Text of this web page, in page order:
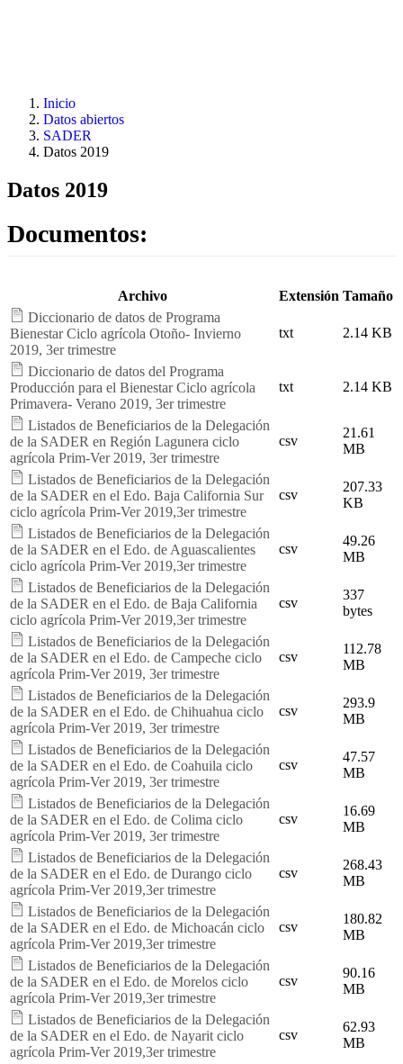
Inicio
Datos abiertos
SADER
Datos 2019
Datos 2019
Documentos:
Archivo Extensión Tamaño
Diccionario de datos de Programa
Bienestar Ciclo agrícola Otoño- Invierno
2019, 3er trimestre
txt 2.14 KB
Diccionario de datos del Programa
Producción para el Bienestar Ciclo agrícola
Primavera- Verano 2019, 3er trimestre
txt 2.14 KB
Listados de Beneficiarios de la Delegación
de la SADER en Región Lagunera ciclo
agrícola Prim-Ver 2019, 3er trimestre
csv
21.61
MB
Listados de Beneficiarios de la Delegación
de la SADER en el Edo. Baja California Sur
ciclo agrícola Prim-Ver 2019,3er trimestre
csv
207.33
KB
Listados de Beneficiarios de la Delegación
de la SADER en el Edo. de Aguascalientes
ciclo agrícola Prim-Ver 2019,3er trimestre
csv
49.26
MB
Listados de Beneficiarios de la Delegación
de la SADER en el Edo. de Baja California
ciclo agrícola Prim-Ver 2019,3er trimestre
csv
337
bytes
Listados de Beneficiarios de la Delegación
de la SADER en el Edo. de Campeche ciclo
agrícola Prim-Ver 2019, 3er trimestre
csv
112.78
MB
Listados de Beneficiarios de la Delegación
de la SADER en el Edo. de Chihuahua ciclo
agrícola Prim-Ver 2019, 3er trimestre
csv
293.9
MB
Listados de Beneficiarios de la Delegación
de la SADER en el Edo. de Coahuila ciclo
agrícola Prim-Ver 2019, 3er trimestre
csv
47.57
MB
Listados de Beneficiarios de la Delegación
de la SADER en el Edo. de Colima ciclo
agrícola Prim-Ver 2019, 3er trimestre
csv
16.69
MB
Listados de Beneficiarios de la Delegación
de la SADER en el Edo. de Durango ciclo
agrícola Prim-Ver 2019,3er trimestre
csv
268.43
MB
Listados de Beneficiarios de la Delegación
de la SADER en el Edo. de Michoacán ciclo
agrícola Prim-Ver 2019,3er trimestre
csv
180.82
MB
Listados de Beneficiarios de la Delegación
de la SADER en el Edo. de Morelos ciclo
agrícola Prim-Ver 2019,3er trimestre
csv
90.16
MB
Listados de Beneficiarios de la Delegación
de la SADER en el Edo. de Nayarit ciclo
agrícola Prim-Ver 2019,3er trimestre
csv
62.93
MB